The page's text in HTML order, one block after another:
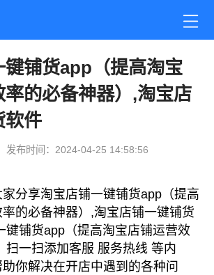
键铺货app（提高淘宝
率的必备神器）,淘宝店
软件
发布时间：2024-04-25 14:58:56
分享淘宝店铺一键铺货app（提高
的必备神器）,淘宝店铺一键铺货
键铺货app（提高淘宝店铺运营效
扫一扫添加客服 服务热线 等内
你解决在开店中遇到的各种问